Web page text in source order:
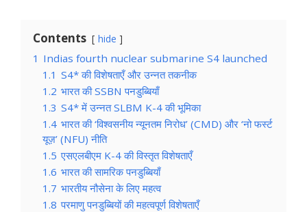
Contents hide
1 Indias fourth nuclear submarine S4 launched
1.1 S4* की विशेषताएँ और उन्नत तकनीक
1.2 भारत की SSBN पनडुब्बियाँ
1.3 S4* में उन्नत SLBM K-4 की भूमिका
1.4 भारत की ‘विश्वसनीय न्यूनतम निरोध’ (CMD) और ‘नो फर्स्ट
यूज़’ (NFU) नीति
1.5 एसएलबीएम K-4 की विस्तृत विशेषताएँ
1.6 भारत की सामरिक पनडुब्बियाँ
1.7 भारतीय नौसेना के लिए महत्व
1.8 परमाणु पनडुब्बियों की महत्वपूर्ण विशेषताएँ